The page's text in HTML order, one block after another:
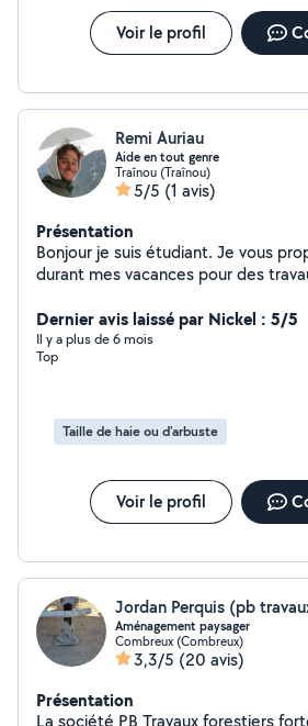
Voir le profil
Remi Auriau
Aide en tout genre
Traînou (Traînou)
5/5 (1 avis)
Présentation
Bonjour je suis étudiant. Je vous propose mes services
durant mes vacances pour des
matériel nécessaire et d'une benne
l'évacuation des dechets Je suis
pour tous types de travaux de
Dernier avis laissé par Nickel : 5/5
Il y a plus de 6 mois
Top
Taille de haie ou d'arbuste
Voir le profil
Jordan Perquis (pb
Aménagement paysager
Combreux (Combreux)
3,3/5 (20 avis)
Présentation
La société PB Travaux forestiers forte de ces 10 ans